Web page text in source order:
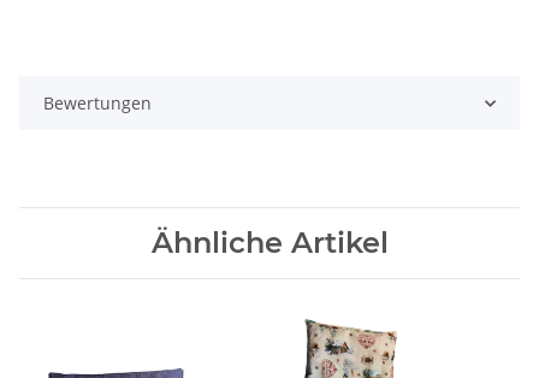
Bewertungen
Ähnliche Artikel